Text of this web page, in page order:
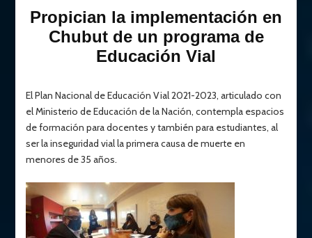
Propician la implementación en
Chubut de un programa de
Educación Vial
El Plan Nacional de Educación Vial 2021-2023, articulado con
el Ministerio de Educación de la Nación, contempla espacios
de formación para docentes y también para estudiantes, al
ser la inseguridad vial la primera causa de muerte en
menores de 35 años.